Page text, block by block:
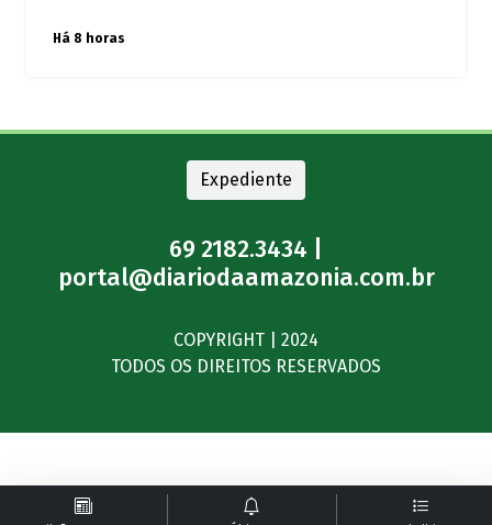
Há 8 horas
Expediente
69 2182.3434 |
portal@diariodaamazonia.com.br
COPYRIGHT | 2024
TODOS OS DIREITOS RESERVADOS